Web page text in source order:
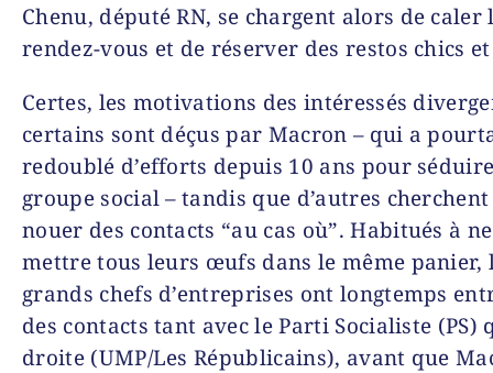
Chenu, député RN, se chargent alors de caler
rendez-vous et de réserver des restos chics
Certes, les motivations des intéressés
certains sont déçus par Macron – qui a
redoublé d’efforts depuis 10 ans pour
groupe social – tandis que d’autres
nouer des contacts “au cas où”. Habitués à
mettre tous leurs œufs dans le même panier,
grands chefs d’entreprises ont longtemps
des contacts tant avec le Parti Socialiste (PS)
droite (UMP/Les Républicains), avant que